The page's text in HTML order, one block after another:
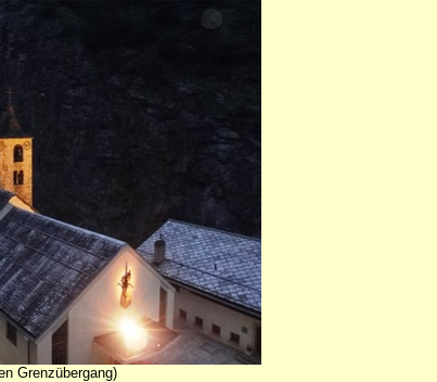
Grenzübergang)